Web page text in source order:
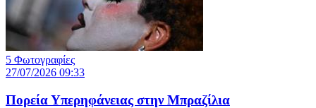
5 Φωτογραφίες
27/07/2026 09:33
Πορεία Υπερηφάνειας στην Μπραζίλια